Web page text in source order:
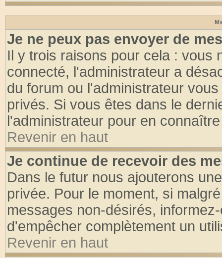
Je ne peux pas envoyer de
Il y trois raisons pour cela : vous
connecté, l'administrateur a
du forum ou l'administrateur
privés. Si vous êtes dans le
l'administrateur pour en
Revenir en haut
Je continue de recevoir des
Dans le futur nous ajouterons
privée. Pour le moment, si
messages non-désirés,
d'empêcher complètement un
Revenir en haut